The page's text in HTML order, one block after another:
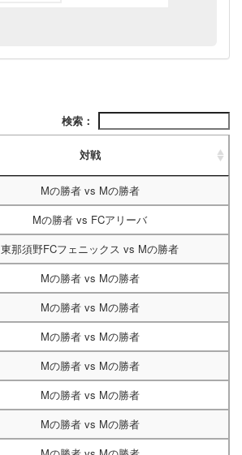
検索：
対戦
Mの勝者vs Mの勝者
Mの勝者 vs FCアリーバ
東那須野FCフェニックス vs Mの勝者
Mの勝者vs Mの勝者
Mの勝者vs Mの勝者
Mの勝者vs Mの勝者
Mの勝者vs Mの勝者
Mの勝者vs Mの勝者
Mの勝者vs Mの勝者